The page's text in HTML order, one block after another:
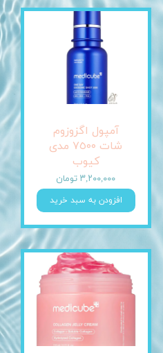
آمپول اگزوزوم
شات ٧٥٠٠ مدی
کیوب
۳,۲۰۰,۰۰۰ تومان
افزودن به سبد خرید